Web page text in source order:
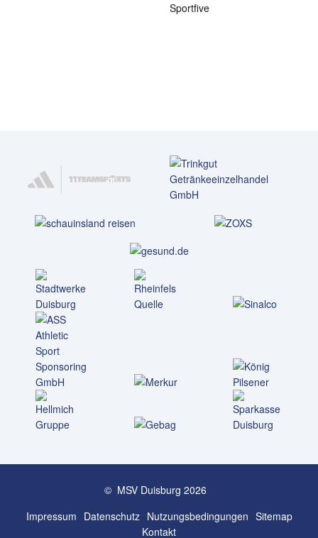
Sportfive
© MSV Duisburg 2026
Impressum Datenschutz Nutzungs­bedingungen Sitemap
Kontakt